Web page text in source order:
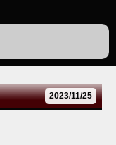
2023/11/25